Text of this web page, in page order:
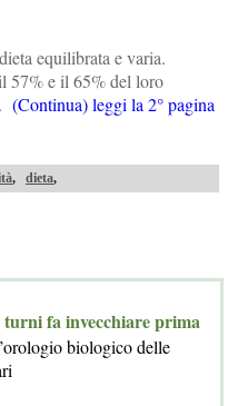
equilibrata e varia.
57% e il 65% del loro
(Continua) leggi la 2° pagina
, dieta,
fa invecchiare prima
biologico delle